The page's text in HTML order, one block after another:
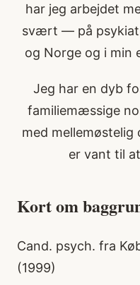
har jeg arbejdet
svært — på
og Norge og i min
Jeg har en dyb
familiemæssige
med mellemøstelig
er vant til
Kort om
Cand. psych. fra
(1999)